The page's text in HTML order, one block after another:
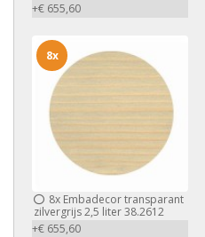
+€ 655,60
8x Embadecor transparant
zilvergrijs 2,5 liter 38.2612
+€ 655,60
8x